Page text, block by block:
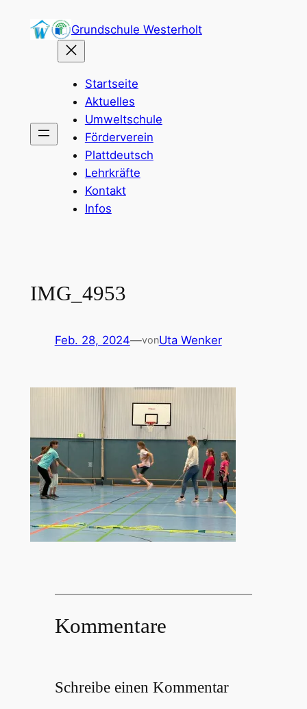
Inhalt
Grundschule Westerholt
Startseite
Aktuelles
Umweltschule
Förderverein
Plattdeutsch
Lehrkräfte
Kontakt
Infos
IMG_4953
Feb. 28, 2024—vonUta Wenker
Kommentare
Schreibe einen Kommentar